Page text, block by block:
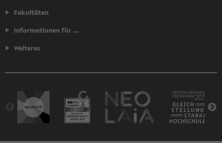
Fakultäten
Informationen für ...
Weiteres